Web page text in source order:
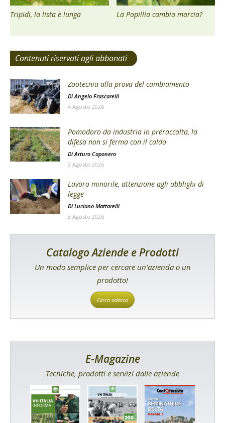
Tripidi, la lista è lunga La Popillia cambia marcia?
Contenuti riservati agli abbonati
Zootecnia alla prova del cambiamento
DiAngelo Frascarelli
4 Agosto 2026
Pomodoro da industria in preraccolta, la
difesa non si ferma con il caldo
Di Arturo Caponero
3 Agosto 2026
Lavoro minorile, attenzione agli obblighi di
legge
Di Luciano Mattarelli
3 Agosto 2026
Catalogo Aziende e Prodotti
Un modo semplice per cercare un’azienda o un
prodotto!
Cerca adesso
E-Magazine
Tecniche, prodotti e servizi dalle aziende